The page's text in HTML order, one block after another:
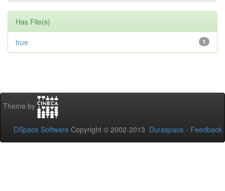
Has File(s)
1
true
Theme by
DSpace Software Copyright © 2002-2013 Duraspace - Feedback